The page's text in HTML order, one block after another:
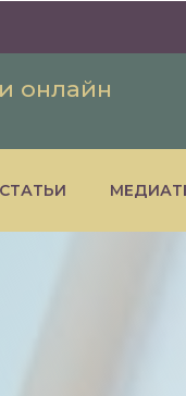
онлайн
СТАТЬИ